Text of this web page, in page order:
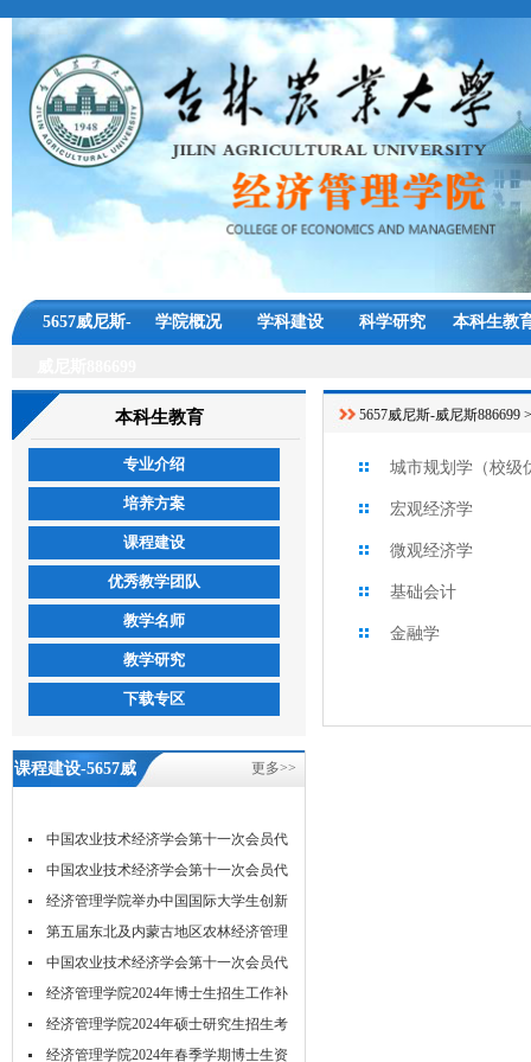
5657威尼斯- 学院概况 学科建设 科学研究 本科生教
本科生教育
专业介绍
培养方案
课程建设
优秀教学团队
教学名师
教学研究
下载专区
课程建设-5657威 更多>>
中国农业技术经济学会第十一次会员代
表...
中国农业技术经济学会第十一次会员代
表...
经济管理学院举办中国国际大学生创新
大...
第五届东北及内蒙古地区农林经济管理
学...
中国农业技术经济学会第十一次会员代
表...
经济管理学院2024年博士生招生工作补
充...
经济管理学院2024年硕士研究生招生考
试...
经济管理学院2024年春季学期博士生资
5657威尼斯-威尼斯886699
城市规划学（校级
宏观经济学
微观经济学
基础会计
金融学